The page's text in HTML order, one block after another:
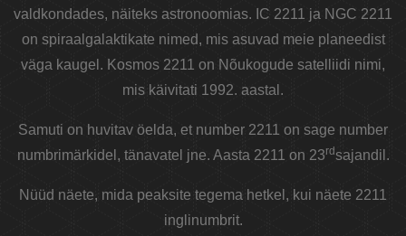
valdkondades, näiteks astronoomias. IC 2211 ja NGC 2211
on spiraalgalaktikate nimed, mis asuvad meie planeedist
väga kaugel. Kosmos 2211 on Nõukogude satelliidi nimi,
mis käivitati 1992. aastal.
Samuti on huvitav öelda, et number 2211 on sage number
numbrimärkidel, tänavatel jne. Aasta 2211 on 23rd sajandil.
Nüüd näete, mida peaksite tegema hetkel, kui näete 2211
inglinumbrit.